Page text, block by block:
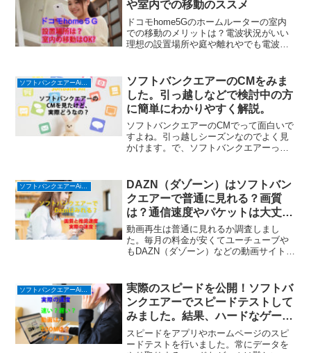
や室内での移動のススメ
ドコモhome5Gのホームルーターの室内
での移動のメリットは？電波状況がいい
理想の設置場所や庭や離れやでも電波は
ソフトバンクエアーのCMをみま
した。引っ越しなどで検討中の方
に簡単にわかりやすく解説。
ソフトバンクエアーのCMでって面白いで
すよね。引っ越しシーズンなのでよく見
かけます。で、ソフトバンクエアーって
SoftBank Airキャンペーン・キャッシュバ
ック情報をお届けします。
ソフトバンクエアーAirターミナル６ (ホームルーター)
DAZN（ダゾーン）はソフトバン
クエアーで普通に見れる？画質
は？通信速度やパケットは大丈
夫？
動画再生は普通に見れるか調査しまし
た。毎月の料金が安くてユーチューブや
もDAZN（ダゾーン）などの動画サイトで
ソフトバンクエアーAirターミナル６ (ホームルーター)
実際のスピードを公開！ソフトバ
ンクエアーでスピードテストして
みました。結果、ハードなゲーム
は苦しいけど動画みたりするには
問題なし。
スピードをアプリやホームページのスピ
ードテストを行いました。常にデータを